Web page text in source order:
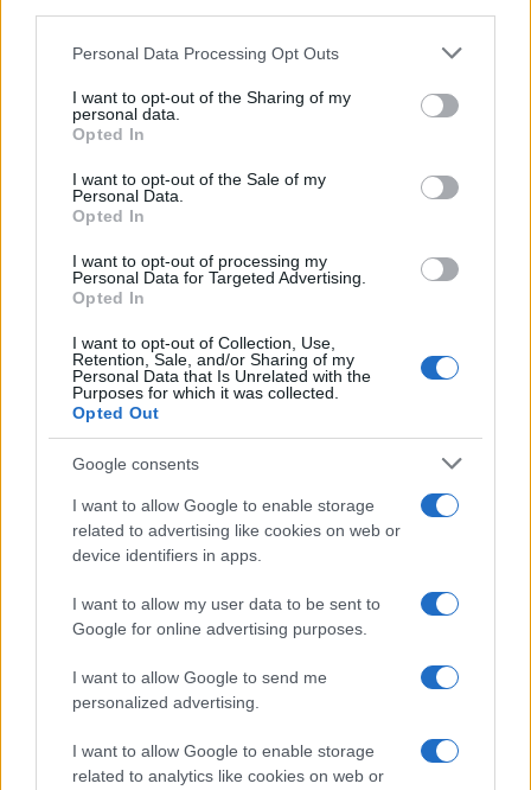
Please note that this website/app uses one or more Google
not limited to your visit or usage behaviour. You may click to
grant or deny consent to Google and its third-party tags to
use your data for below specified purposes in below Google
consent section.
Personal Data Processing Opt Outs
I want to opt-out of the Sharing of my
personal data.
Opted In
I want to opt-out of the Sale of my
Personal Data.
Opted In
I want to opt-out of processing my
Personal Data for Targeted Advertising.
Opted In
I want to opt-out of Collection, Use,
Retention, Sale, and/or Sharing of my
Personal Data that Is Unrelated with the
Purposes for which it was collected.
Opted Out
Google consents
I want to allow Google to enable storage
related to advertising like cookies on web or
device identifiers in apps.
I want to allow my user data to be sent to
Google for online advertising purposes.
I want to allow Google to send me
personalized advertising.
I want to allow Google to enable storage
related to analytics like cookies on web or
La Maddalena, festa per i 30 anni del Diving
center di Tegge
conducente
Turiste si perdono a Tavolara: salvate dai vigili
del fuoco
Meteo Olbia 6 agosto, migliora il tempo in
Gallura
Incidente Olbia, poliziotto in vacanza salva 6
Red Valley Festival, musica no-stop a Olbia fino